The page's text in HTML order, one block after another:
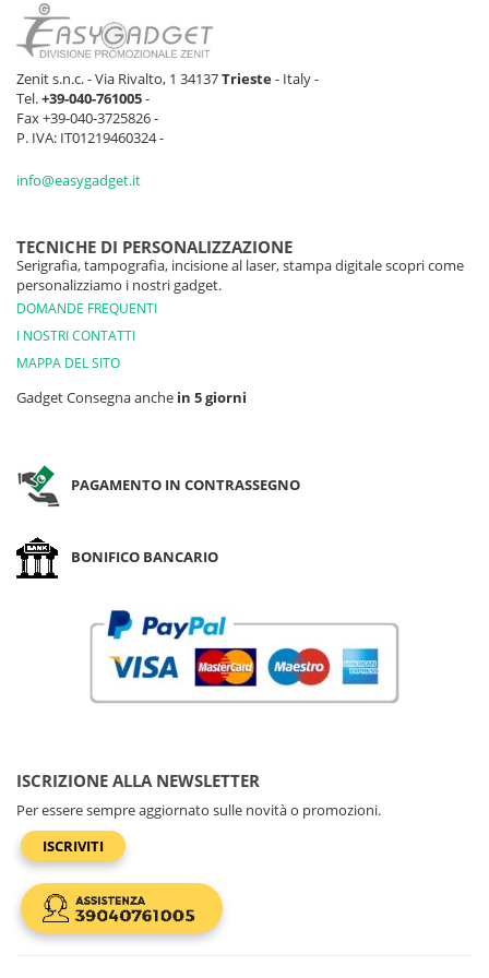
Zenit s.n.c. - Via Rivalto, 1 34137Trieste- Italy -
Tel.+39-040-761005-
Fax +39-040-3725826 -
P. IVA: IT01219460324 -
info@easygadget.it
TECNICHE DI PERSONALIZZAZIONE
Serigrafia, tampografia, incisione al laser, stampa digitale scopri come
personalizziamo i nostri gadget.
DOMANDE FREQUENTI
I NOSTRI CONTATTI
MAPPA DEL SITO
Gadget Consegna anche in 5 giorni
PAGAMENTO IN CONTRASSEGNO
BONIFICO BANCARIO
ISCRIZIONE ALLA NEWSLETTER
Per essere sempre aggiornato sulle novità o promozioni.
ISCRIVITI